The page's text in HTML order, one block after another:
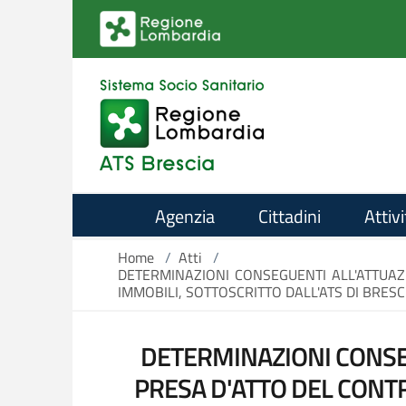
Salta al contenuto principale
Agenzia Cittadini
Home / Atti /
DETERMINAZIONI CONSEGUENTI
IMMOBILI, SOTTOSCRITTO DALL'ATS DI
DETERMINAZIONI
PRESA D'ATTO DEL